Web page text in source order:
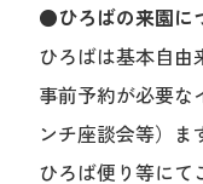
●ひろばの来園に
ひろばは基本自由
事前予約が必要な
ンチ座談会等）ま
ひろば便り等にて